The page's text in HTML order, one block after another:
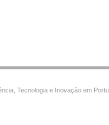
Tecnologia e Inovação em